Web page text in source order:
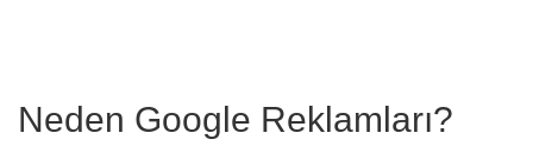
Neden Google Reklamları?